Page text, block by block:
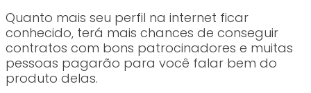
Quanto mais seu perfil na internet ficar
conhecido, terá mais chances de conseguir
contratos com bons patrocinadores e muitas
pessoas pagarão para você falar bem do
produto delas.